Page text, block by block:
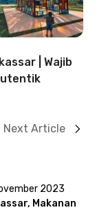
| Wajib
Next Article
2023
Makanan